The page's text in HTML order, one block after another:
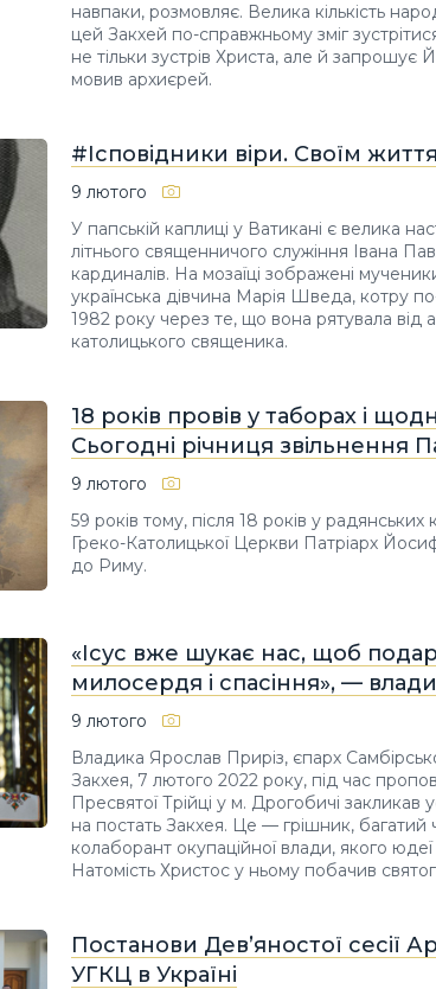
навпаки, розмовляє. Велика кількість
цей Закхей по-справжньому зміг
не тільки зустрів Христа, але й запрошує
мовив архиєрей.
#Ісповідники віри. Своїм
9 лютого
У папській каплиці у Ватикані є велика
літнього священничого служіння Івана
кардиналів. На мозаїці зображені
українська дівчина Марія Шведа, котру
1982 року через те, що вона рятувала від
католицького священика.
18 років провів у таборах і
Сьогодні річниця звільнення
9 лютого
59 років тому, після 18 років у
Греко-Католицької Церкви Патріарх
до Риму.
«Ісус вже шукає нас, щоб
милосердя і спасіння», —
9 лютого
Владика Ярослав Приріз, єпарх
Закхея, 7 лютого 2022 року, під час
Пресвятої Трійці у м. Дрогобичі закликав
на постать Закхея. Це — грішник, багатий
колаборант окупаційної влади, якого юдеї
Натомість Христос у ньому побачив
Постанови Дев’яностої сесії
УГКЦ в Україні